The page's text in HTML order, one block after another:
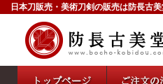
日本刀販売・美術刀剣の販売は防長古